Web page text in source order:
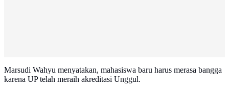
Marsudi Wahyu menyatakan, mahasiswa baru harus merasa bangga
karena UP telah meraih akreditasi Unggul.